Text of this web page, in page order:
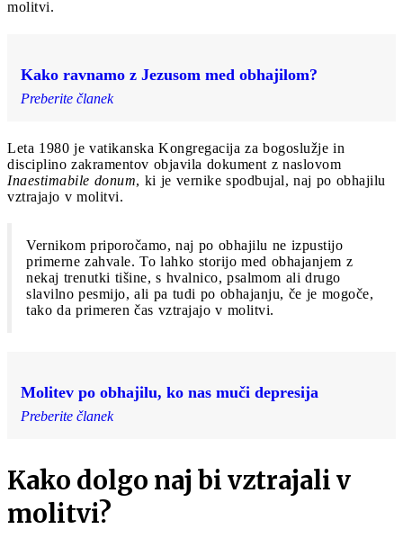
molitvi.
Kako ravnamo z Jezusom med obhajilom?
Preberite članek
Leta 1980 je vatikanska Kongregacija za bogoslužje in
disciplino zakramentov objavila dokument z naslovom
Inaestimabile donum, ki je vernike spodbujal, naj po obhajilu
vztrajajo v molitvi.
Vernikom priporočamo, naj po obhajilu ne izpustijo
primerne zahvale. To lahko storijo med obhajanjem z
nekaj trenutki tišine, s hvalnico, psalmom ali drugo
slavilno pesmijo, ali pa tudi po obhajanju, če je mogoče,
tako da primeren čas vztrajajo v molitvi.
Molitev po obhajilu, ko nas muči depresija
Preberite članek
Kako dolgo naj bi vztrajali v
molitvi?